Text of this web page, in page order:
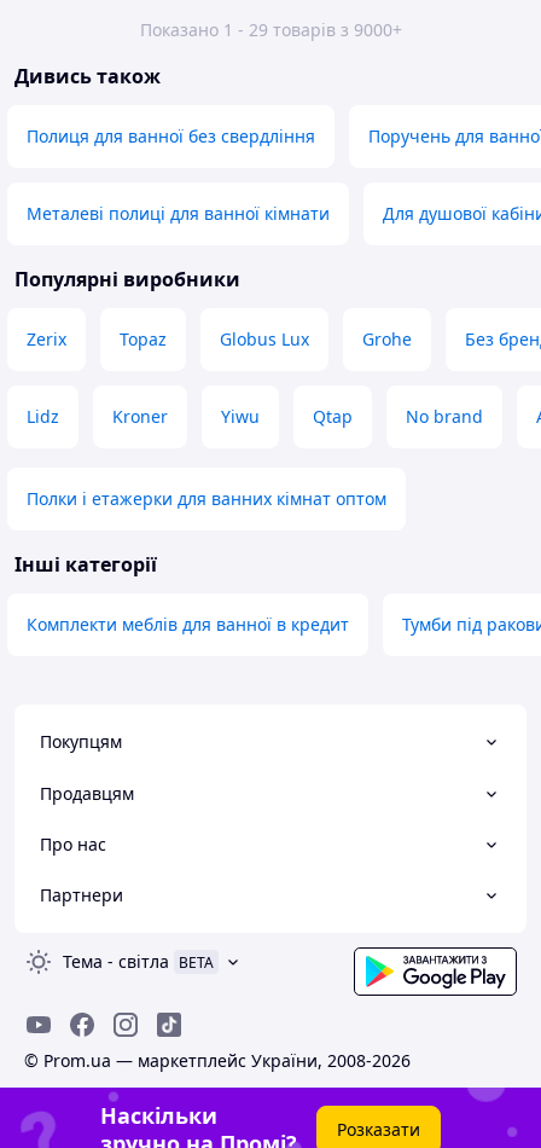
Показано 1 - 29 товарів з 9000+
Дивись також
Полиця для ванної без свердління Поручень для
Металеві полиці для ванної кімнати Для душової
Популярні виробники
Zerix Topaz Globus Lux Grohe Без
Lidz Kroner Yiwu Qtap No brand
Полки і етажерки для ванних кімнат оптом
Інші категорії
Комплекти меблів для ванної в кредит Тумби під
Покупцям
Продавцям
Про нас
Партнери
Тема - світла BETA
© Prom.ua — маркетплейс України, 2008-2026
Наскільки
Розказати